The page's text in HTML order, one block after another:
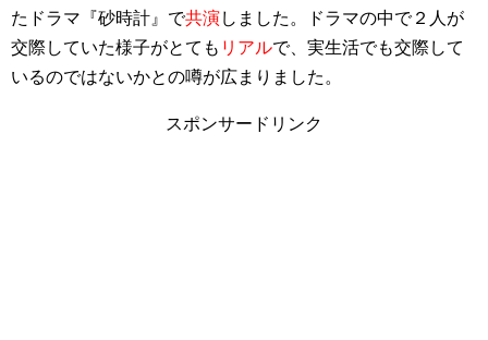
たドラマ『砂時計』で共演しました。ドラマの中で２人が
交際していた様子がとても リアルで、実生活でも交際して
いるのではないかとの噂が広まりました。
スポンサードリンク